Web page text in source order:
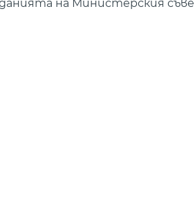
на Министерския